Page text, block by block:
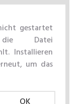
gestartet
Datei
Installieren
um das